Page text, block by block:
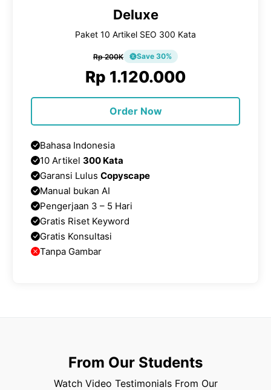
Deluxe
Paket 10 Artikel SEO 300 Kata
Rp 200K Save 30%
Rp 1.120.000
Order Now
Bahasa Indonesia
10 Artikel 300 Kata
Garansi Lulus Copyscape
Manual bukan AI
Pengerjaan 3 – 5 Hari
Gratis Riset Keyword
Gratis Konsultasi
Tanpa Gambar
From Our Students
Watch Video Testimonials From Our